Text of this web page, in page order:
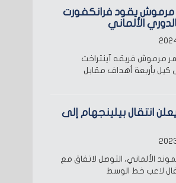
مرموش يقود فرانكفورت
الألماني
مرموش فريقه آينتراخت
كيل بأربعة أهداف مقابل
انتقال بيلينجهام إلى
الألماني، التوصل لاتفاق مع
لاعب خط الوسط